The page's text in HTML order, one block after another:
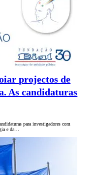
projectos de
As candidaturas
para investigadores com
e da…